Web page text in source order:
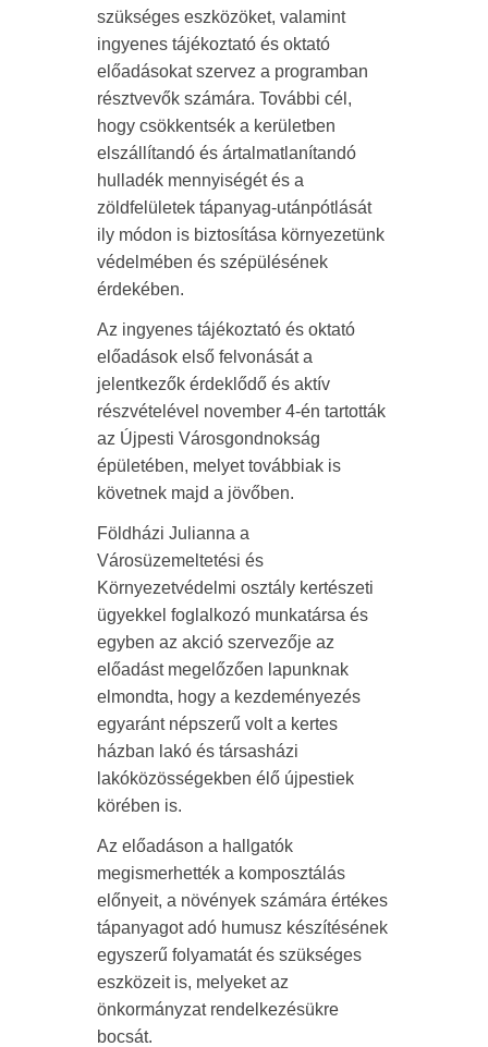
szükséges eszközöket, valamint
ingyenes tájékoztató és oktató
előadásokat szervez a programban
résztvevők számára. További cél,
hogy csökkentsék a kerületben
elszállítandó és ártalmatlanítandó
hulladék mennyiségét és a
zöldfelületek tápanyag-utánpótlását
ily módon is biztosítása környezetünk
védelmében és szépülésének
érdekében.
Az ingyenes tájékoztató és oktató
előadások első felvonását a
jelentkezők érdeklődő és aktív
részvételével november 4-én tartották
az Újpesti Városgondnokság
épületében, melyet továbbiak is
követnek majd a jövőben.
Földházi Julianna a
Városüzemeltetési és
Környezetvédelmi osztály kertészeti
ügyekkel foglalkozó munkatársa és
egyben az akció szervezője az
előadást megelőzően lapunknak
elmondta, hogy a kezdeményezés
egyaránt népszerű volt a kertes
házban lakó és társasházi
lakóközösségekben élő újpestiek
körében is.
Az előadáson a hallgatók
megismerhették a komposztálás
előnyeit, a növények számára értékes
tápanyagot adó humusz készítésének
egyszerű folyamatát és szükséges
eszközeit is, melyeket az
önkormányzat rendelkezésükre
bocsát.